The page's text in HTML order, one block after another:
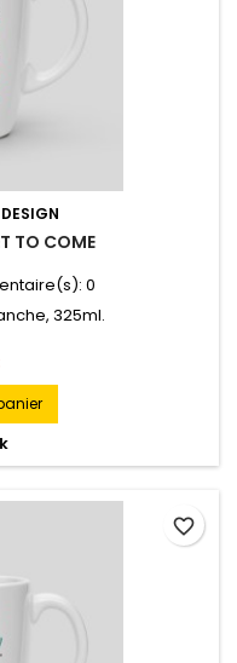
TO COME
0
325ml.
favorite_border